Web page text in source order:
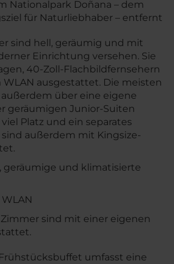
Nationalpark Doñana – dem
für Naturliebhaber – entfernt
sind hell, geräumig und mit
Einrichtung versehen. Sie
40-Zoll-Flachbildfernsehern
ausgestattet. Die meisten
über eine eigene
geräumigen Junior-Suiten
Platz und ein separates
außerdem mit Kingsize-
geräumige und klimatisierte
sind mit einer eigenen
umfasst eine